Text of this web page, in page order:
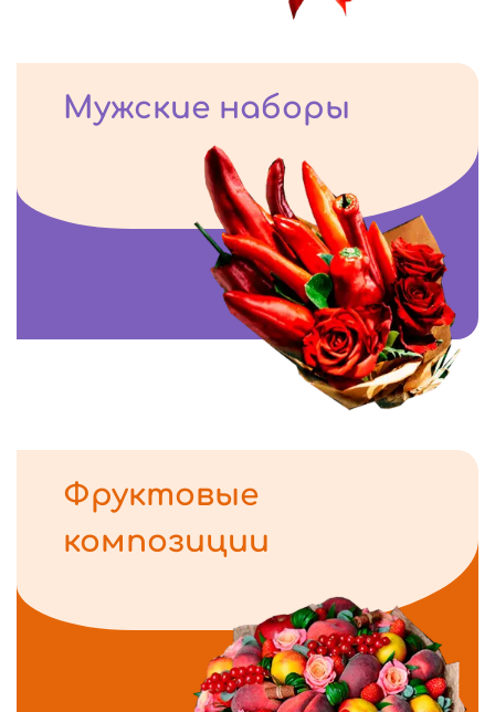
Мужские наборы
Фруктовые
композиции